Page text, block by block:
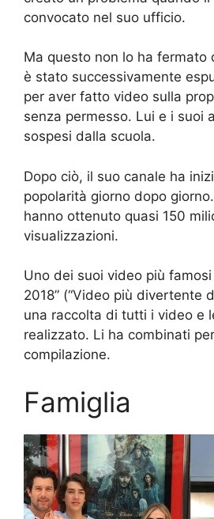
convocato nel suo ufficio.
Ma questo non lo ha fermato
è stato successivamente
per aver fatto video sulla
senza permesso. Lui e i suoi
sospesi dalla scuola.
Dopo ciò, il suo canale ha
popolarità giorno dopo
hanno ottenuto quasi 150
visualizzazioni.
Uno dei suoi video più
2018” (“Video più divertente
una raccolta di tutti i video e
realizzato. Li ha combinati
compilazione.
Famiglia